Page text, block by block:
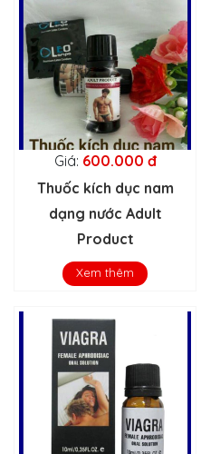
Giá: 600.000 đ
Thuốc kích dục nam
dạng nước Adult
Product
Xem thêm